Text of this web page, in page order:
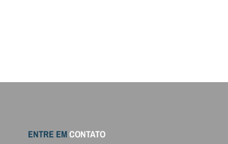
ENTRE EMCONTATO